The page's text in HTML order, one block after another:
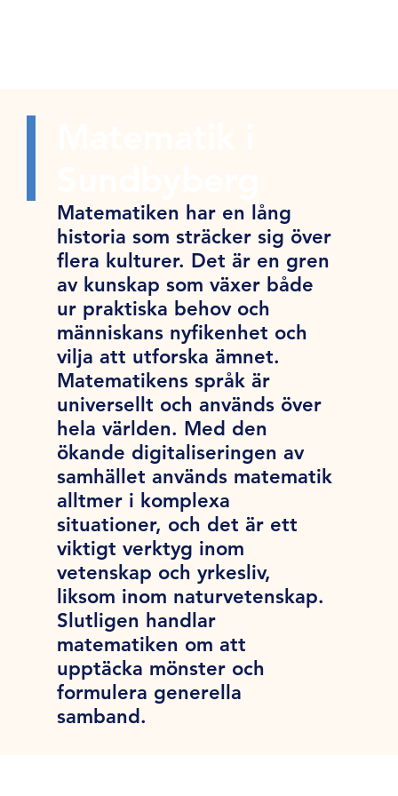
Matematiken har en lång
historia som sträcker sig över
flera kulturer. Det är en gren
av kunskap som växer både
ur praktiska behov och
människans nyfikenhet och
vilja att utforska ämnet.
Matematikens språk är
universellt och används över
hela världen. Med den
ökande digitaliseringen av
samhället används matematik
alltmer i komplexa
situationer, och det är ett
viktigt verktyg inom
vetenskap och yrkesliv,
liksom inom naturvetenskap.
Slutligen handlar
matematiken om att
upptäcka mönster och
formulera generella
samband.